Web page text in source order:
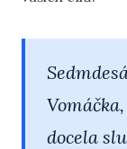
docela